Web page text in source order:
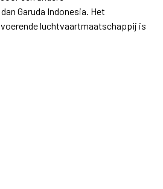
Garuda Indonesia. Het
luchtvaartmaatschappij is